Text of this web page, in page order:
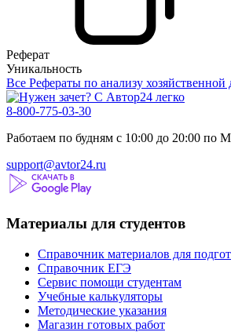
Реферат
Уникальность
Все Рефераты по анализу хозяйственной
8-800-775-03-30
Работаем по будням с 10:00 до 20:00 по
support@avtor24.ru
Материалы для студентов
Справочник материалов для
Справочник ЕГЭ
Сервис помощи студентам
Учебные калькуляторы
Методические указания
Магазин готовых работ